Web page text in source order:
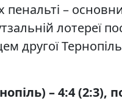
пенальті –
лотереї
другої
– 4:4 (2:3),